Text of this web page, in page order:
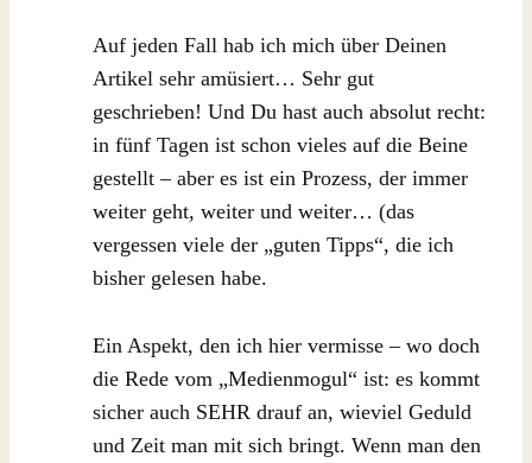
Auf jeden Fall hab ich mich über Deinen
Artikel sehr amüsiert… Sehr gut
geschrieben! Und Du hast auch absolut recht:
in fünf Tagen ist schon vieles auf die Beine
gestellt – aber es ist ein Prozess, der immer
weiter geht, weiter und weiter… (das
vergessen viele der „guten Tipps“, die ich
bisher gelesen habe.
Ein Aspekt, den ich hier vermisse – wo doch
die Rede vom „Medienmogul“ ist: es kommt
sicher auch SEHR drauf an, wieviel Geduld
und Zeit man mit sich bringt. Wenn man den